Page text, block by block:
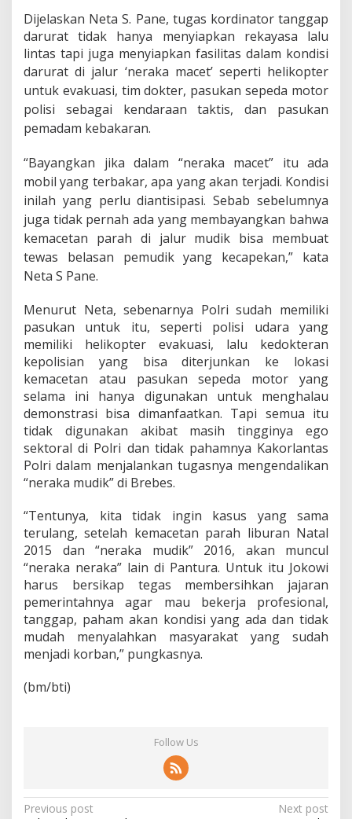
Dijelaskan Neta S. Pane, tugas kordinator tanggap
darurat tidak hanya menyiapkan rekayasa lalu
lintas tapi juga menyiapkan fasilitas dalam kondisi
darurat di jalur ‘neraka macet’ seperti helikopter
untuk evakuasi, tim dokter, pasukan sepeda motor
polisi sebagai kendaraan taktis, dan pasukan
pemadam kebakaran.
“Bayangkan jika dalam “neraka macet” itu ada
mobil yang terbakar, apa yang akan terjadi. Kondisi
inilah yang perlu diantisipasi. Sebab sebelumnya
juga tidak pernah ada yang membayangkan bahwa
kemacetan parah di jalur mudik bisa membuat
tewas belasan pemudik yang kecapekan,” kata
Neta S Pane.
Menurut Neta, sebenarnya Polri sudah memiliki
pasukan untuk itu, seperti polisi udara yang
memiliki helikopter evakuasi, lalu kedokteran
kepolisian yang bisa diterjunkan ke lokasi
kemacetan atau pasukan sepeda motor yang
selama ini hanya digunakan untuk menghalau
demonstrasi bisa dimanfaatkan. Tapi semua itu
tidak digunakan akibat masih tingginya ego
sektoral di Polri dan tidak pahamnya Kakorlantas
Polri dalam menjalankan tugasnya mengendalikan
“neraka mudik” di Brebes.
“Tentunya, kita tidak ingin kasus yang sama
terulang, setelah kemacetan parah liburan Natal
2015 dan “neraka mudik” 2016, akan muncul
“neraka neraka” lain di Pantura. Untuk itu Jokowi
harus bersikap tegas membersihkan jajaran
pemerintahnya agar mau bekerja profesional,
tanggap, paham akan kondisi yang ada dan tidak
mudah menyalahkan masyarakat yang sudah
menjadi korban,” pungkasnya.
(bm/bti)
Follow Us
P
Previous post
Next post